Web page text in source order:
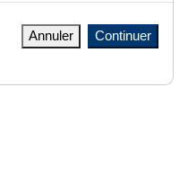
Annuler Continuer